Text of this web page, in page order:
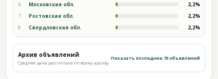
6 Московская обл. 2,2%
7 Ростовская обл. 2,2%
8 Свердловская обл. 2,2%
Архив объявлений
Средняя цена рассчитана по всему архиву
Показать последние 75 объявлений